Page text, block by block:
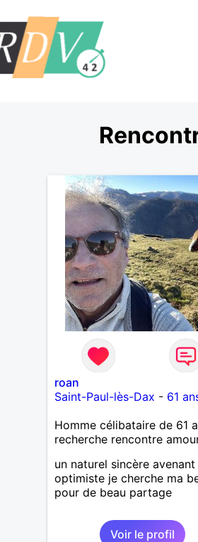
roan
Saint-Paul-lès-Dax - 61
Homme célibataire de 61
recherche rencontre
un naturel sincère avenant
optimiste je cherche ma
pour de beau partage
Voir le profil